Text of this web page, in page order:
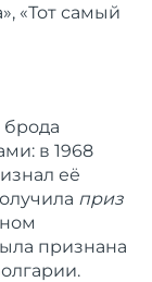
«Тот самый
брода
в 1968
её
приз
признана